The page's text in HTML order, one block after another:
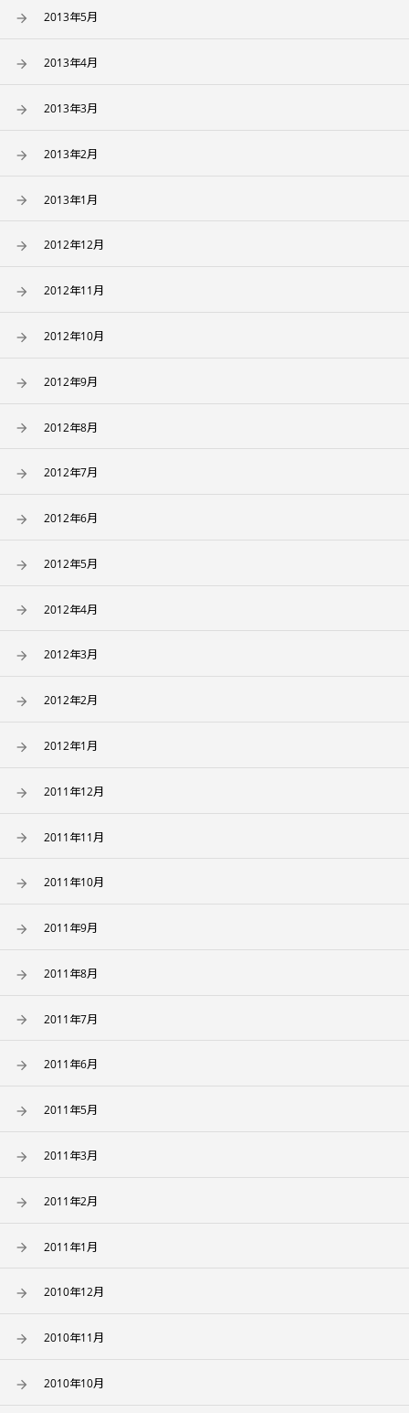
2013年5月
2013年4月
2013年3月
2013年2月
2013年1月
2012年12月
2012年11月
2012年10月
2012年9月
2012年8月
2012年7月
2012年6月
2012年5月
2012年4月
2012年3月
2012年2月
2012年1月
2011年12月
2011年11月
2011年10月
2011年9月
2011年8月
2011年7月
2011年6月
2011年5月
2011年3月
2011年2月
2011年1月
2010年12月
2010年11月
2010年10月